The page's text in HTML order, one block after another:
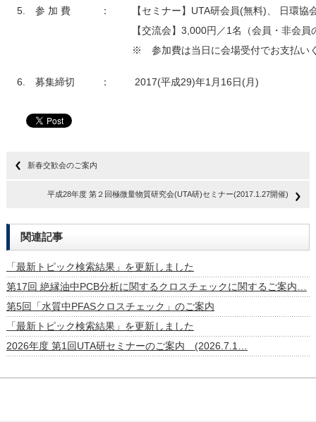
5. 参 加 費 ：
【セミナー】UTA研会員(無料)、 日環
【交流会】3,000円／1名（
※ 参加費は当日に会場受付でお支払い
6. 募集締切 ： 2017(平成29)年1月16日(月)
新春交歓会のご案内
平成28年度 第２回極微量物質研究会(UTA研)セミナー(2017.1.27開催)
関連記事
「最新トピック検索結果」を更新しました
第17回 絶縁油中PCB分析に関するクロスチェックに関するご案内…
第5回「水質中PFASクロスチェック」のご案内
「最新トピック検索結果」を更新しました
2026年度 第1回UTA研セミナーのご案内 (2026.7.1…